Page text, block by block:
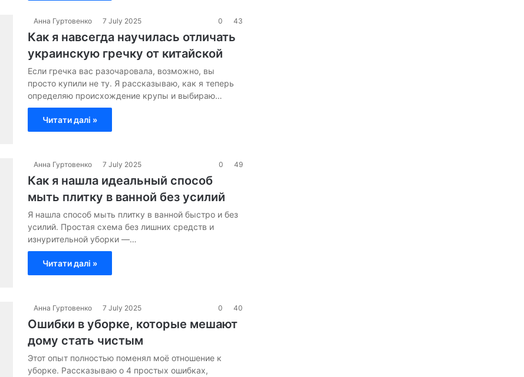
Анна Гуртовенко 7 July 2025 0 43
Как я навсегда научилась отличать
украинскую гречку от китайской
Если гречка вас разочаровала, возможно, вы
просто купили не ту. Я рассказываю, как я теперь
определяю происхождение крупы и выбираю…
Читати далі »
Анна Гуртовенко 7 July 2025 0 49
Как я нашла идеальный способ
мыть плитку в ванной без усилий
Я нашла способ мыть плитку в ванной быстро и без
усилий. Простая схема без лишних средств и
изнурительной уборки —…
Читати далі »
Анна Гуртовенко 7 July 2025 0 40
Ошибки в уборке, которые мешают
дому стать чистым
Этот опыт полностью поменял моё отношение к
уборке. Рассказываю о 4 простых ошибках,